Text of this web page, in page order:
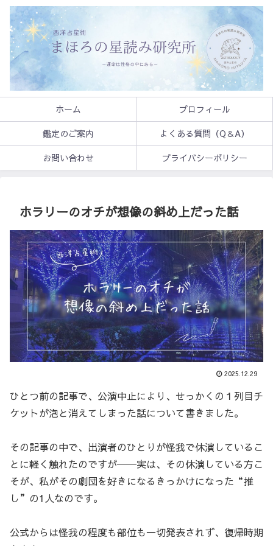
ホーム
プロフィール
鑑定のご案内
よくある質問（Q＆A）
お問い合わせ
プライバシーポリシー
ホラリーのオチが想像の斜め上だった話
2025.12.29
ひとつ前の記事で、公演中止により、せっかくの１列目チ
ケットが泡と消えてしまった話について書きました。
その記事の中で、出演者のひとりが怪我で休演しているこ
とに軽く触れたのですが──実は、その休演している方こ
そが、私がその劇団を好きになるきっかけになった“推
し”の1人なのです。
公式からは怪我の程度も部位も一切発表されず、復帰時期